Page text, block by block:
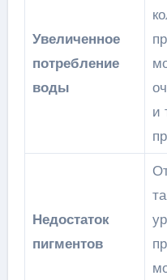
Увеличенное
потребление
воды
и
Недостаток
пигментов